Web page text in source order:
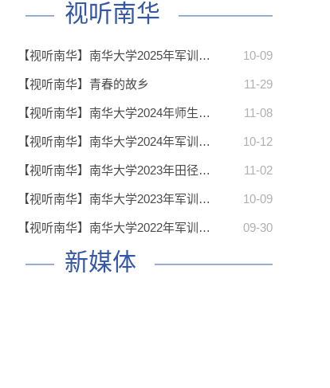
视听南华
【视听南华】南华大学2025年军训… 10-09
【视听南华】青春的故乡 11-29
【视听南华】南华大学2024年师生… 11-08
【视听南华】南华大学2024年军训… 10-12
【视听南华】南华大学2023年田径… 11-02
【视听南华】南华大学2023年军训… 10-09
【视听南华】南华大学2022年军训… 09-30
新媒体